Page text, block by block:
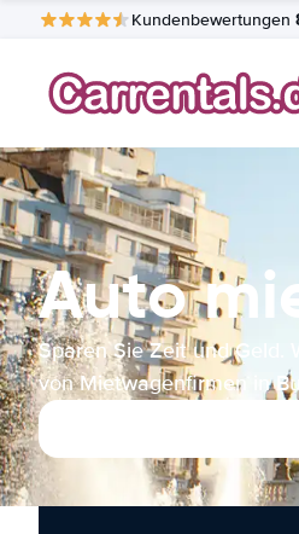
Kundenbewertungen
Auto
Sparen Sie Zeit und Geld.
von Mietwagenfirmen in